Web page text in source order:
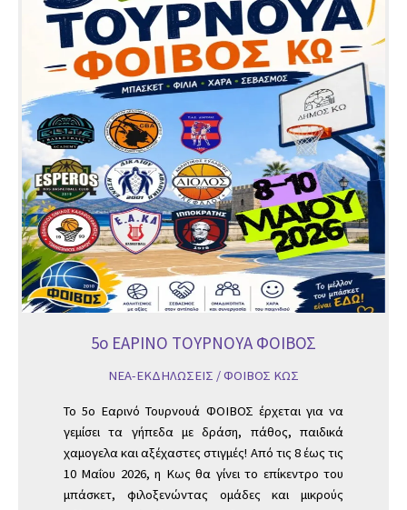
5ο ΕΑΡΙΝΟ ΤΟΥΡΝΟΥΑ ΦΟΙΒΟΣ
ΝΕΑ-ΕΚΔΗΛΩΣΕΙΣ /ΦΟΙΒΟΣ ΚΩΣ
Το 5ο Εαρινό Τουρνουά ΦΟΙΒΟΣ έρχεται για να
γεμίσει τα γήπεδα με δράση, πάθος, παιδικά
χαμογελα και αξέχαστες στιγμές! Από τις 8 έως τις
10 Μαΐου 2026, η Κως θα γίνει το επίκεντρο του
μπάσκετ, φιλοξενώντας ομάδες και μικρούς
ΦΟΙΒΟΣ